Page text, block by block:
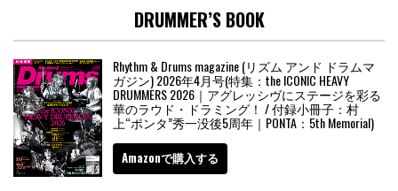
DRUMMER’S BOOK
Rhythm & Drums magazine (リズム アンド ドラムマ
ガジン) 2026年4月号(特集：the ICONIC HEAVY
DRUMMERS 2026｜アグレッシヴにステージを彩る
華のラウド・ドラミング！ / 付録小冊子：村
上“ポンタ”秀一没後5周年｜PONTA：5th Memorial)
Amazonで購入する